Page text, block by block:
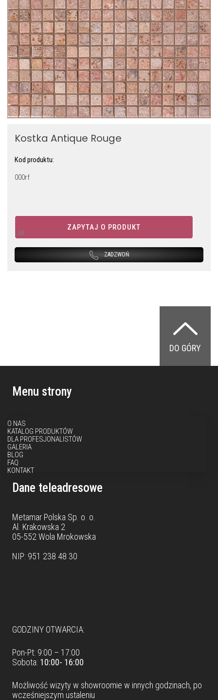
Kostka Antique Rouge
Kod produktu:
000rf
ZAPYTAJ O PRODUKT
LUB
ZADZWOŃ
DO GÓRY
Menu strony
O NAS
KATALOG PRODUKTÓW
DLA PROFESJONALISTÓW
GALERIA
BLOG
FAQ
KONTAKT
Dane teleadresowe
Metamar Polska Sp. o. o.
Al. Krakowska 2
05-552 Wola Mrokowska
NIP: 951 238 48 30
GODZINY OTWARCIA:
Pon-Pt: 9:00 – 17:00
Sobota: 10:00- 16:00
Możliwość wizyty w showroomie w innych godzinach, po
wcześniejszym ustaleniu